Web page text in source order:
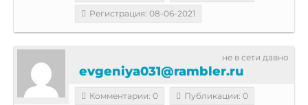
Регистрация: 08-06-2021
не в сети давно
evgeniya031@rambler.ru
Комментарии: 0
Публикации: 0